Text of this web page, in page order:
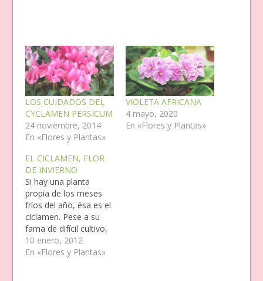
LOS CUIDADOS DEL
CYCLAMEN PERSICUM
24 noviembre, 2014
En «Flores y Plantas»
VIOLETA AFRICANA
4 mayo, 2020
En «Flores y Plantas»
EL CICLAMEN, FLOR
DE INVIERNO
Si hay una planta
propia de los meses
fríos del año, ésa es el
ciclamen. Pese a su
fama de difícil cultivo,
el hecho de traer un
ambiente colorido al
10 enero, 2012
En «Flores y Plantas»